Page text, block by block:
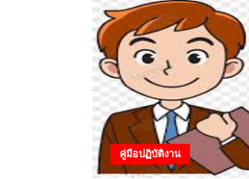
คู่มือปฏิบัติงาน